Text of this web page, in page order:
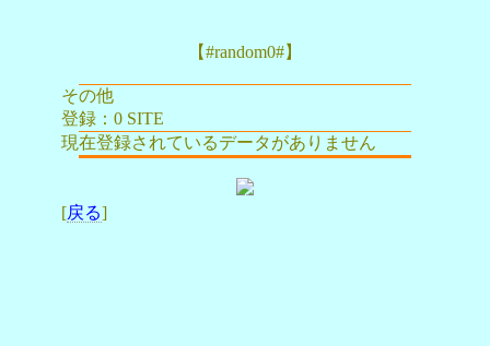
【#random0#】
その他
登録：0 SITE
現在登録されているデータがありません
[戻る]